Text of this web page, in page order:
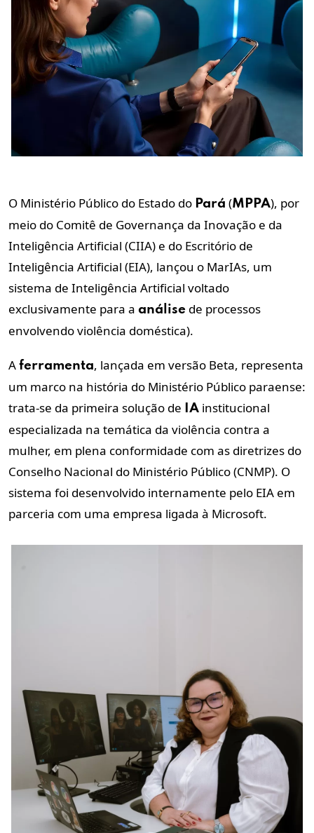
O Ministério Público do Estado do Pará (MPPA), por
meio do Comitê de Governança da Inovação e da
Inteligência Artificial (CIIA) e do Escritório de
Inteligência Artificial (EIA), lançou o MarIAs, um
sistema de Inteligência Artificial voltado
exclusivamente para a análise de processos
envolvendo violência doméstica).
A ferramenta, lançada em versão Beta, representa
um marco na história do Ministério Público paraense:
trata-se da primeira solução de
IA institucional
especializada na temática da violência contra a
mulher, em plena conformidade com as diretrizes do
Conselho Nacional do Ministério Público (CNMP). O
sistema foi desenvolvido internamente pelo EIA em
parceria com uma empresa ligada à Microsoft.